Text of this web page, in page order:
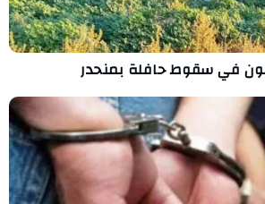
في سقوط حافلة بمنحدر